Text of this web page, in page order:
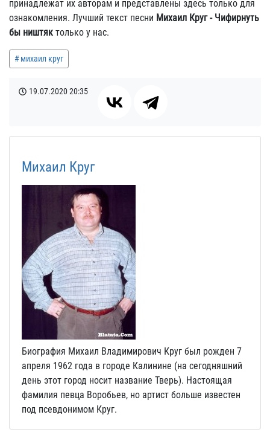
принадлежат их авторам и представлены здесь только для
ознакомления. Лучший текст песни Михаил Круг - Чифирнуть
бы ништяк только у нас.
михаил круг
19.07.202020:35
Михаил Круг
Биография Михаил Владимирович Круг был рожден 7
апреля 1962 года в городе Калинине (на сегодняшний
день этот город носит название Тверь). Настоящая
фамилия певца Воробьев, но артист больше известен
под псевдонимом Круг.